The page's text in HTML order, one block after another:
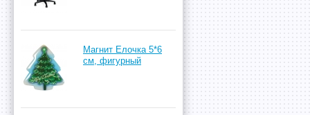
Магнит Елочка 5*6
см, фигурный